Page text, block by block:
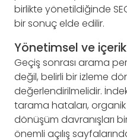
birlikte yönetildiğinde
bir sonuç elde edilir.
Yönetimsel ve
Geçiş sonrası arama
değil, belirli bir izleme
değerlendirilmelidir.
tarama hataları,
dönüşüm davranışları
önemli açılış